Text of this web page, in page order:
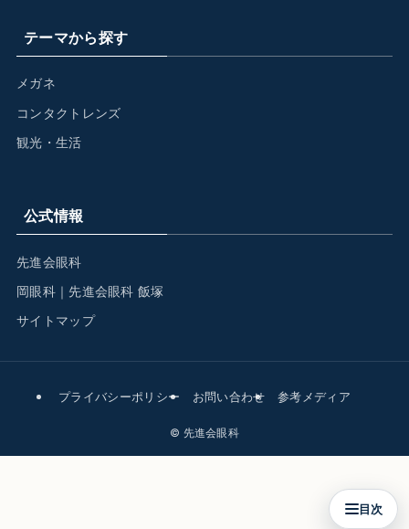
テーマから探す
メガネ
コンタクトレンズ
観光・生活
公式情報
先進会眼科
岡眼科｜先進会眼科 飯塚
サイトマップ
プライバシーポリシー お問い合わせ 参考メディア
© 先進会眼科
目次